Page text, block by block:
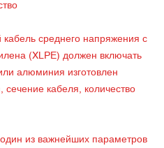
среднего напряжения с
(XLPE) должен включать
алюминия изготовлен
сечение кабеля, количество
из важнейших параметров